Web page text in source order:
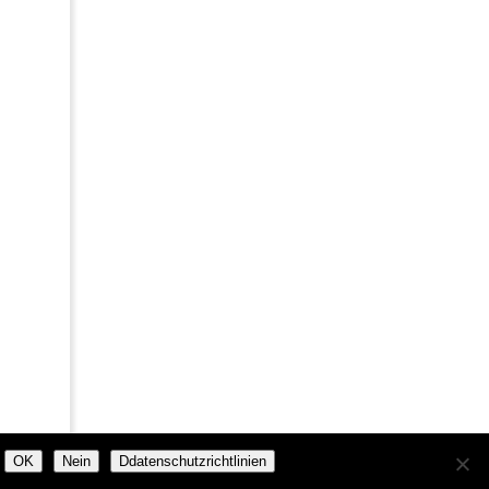
OK Nein Ddatenschutzrichtlinien